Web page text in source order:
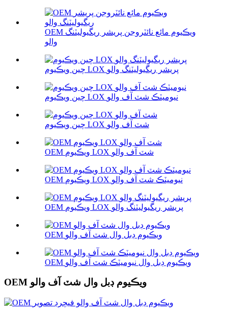
OEM ويڪيوم مائع نائٽروجن پريشر ريگيوليٽنگ
والو
چين ويڪيوم LOX پريشر ريگيوليٽنگ والو
چين ويڪيوم LOX نيوميٽڪ شٽ آف والو
چين ويڪيوم LOX شٽ آف والو
OEM ويڪيوم LOX شٽ آف والو
OEM ويڪيوم LOX نيوميٽڪ شٽ آف والو
OEM ويڪيوم LOX پريشر ريگيوليٽنگ والو
OEM ويڪيوم ڊبل وال شٽ آف والو
OEM ويڪيوم ڊبل وال نيوميٽڪ شٽ آف والو
OEM ويڪيوم ڊبل وال شٽ آف والو